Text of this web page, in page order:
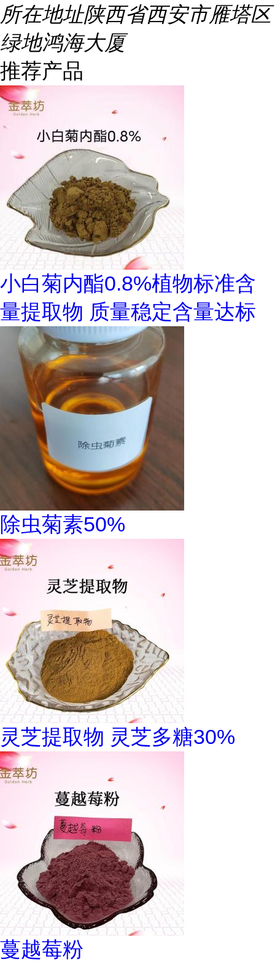
所在地址陕西省西安市雁塔区
绿地鸿海大厦
推荐产品
小白菊内酯0.8%植物标准含
量提取物 质量稳定含量达标
除虫菊素50%
灵芝提取物 灵芝多糖30%
蔓越莓粉